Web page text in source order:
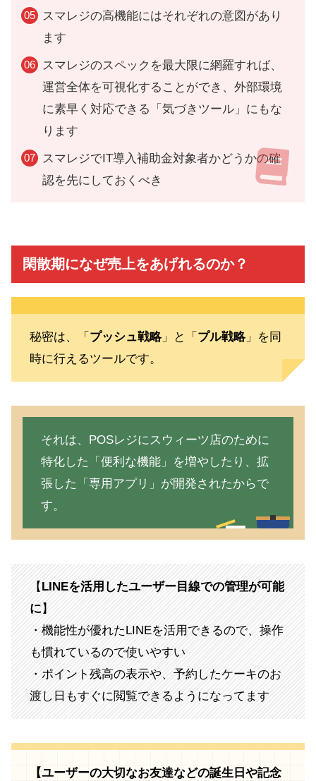
スマレジの高機能にはそれぞれの意図があり
ます
スマレジのスペックを最大限に網羅すれば、
運営全体を可視化することができ、外部環境
に素早く対応できる「気づきツール」にもな
ります
スマレジでIT導入補助金対象者かどうかの確
認を先にしておくべき
閑散期になぜ売上をあげれるのか？
秘密は、「 プッシュ戦略」と「 プル戦略」を同
時に行えるツールです。
それは、POSレジにスウィーツ店のために
特化した「便利な機能」を増やしたり、拡
張した「専用アプリ」が開発されたからで
す。
【 LINEを活用したユーザー目線での管理が可能
に 】
・機能性が優れたLINEを活用できるので、操作
も慣れているので使いやすい
・ポイント残高の表示や、予約したケーキのお
渡し日もすぐに閲覧できるようになってます
【ユーザーの大切なお友達などの誕生日や記念